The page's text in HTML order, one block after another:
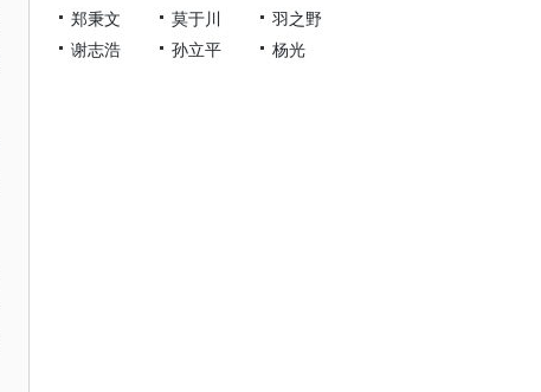
郑秉文
莫于川
羽之野
谢志浩
孙立平 杨光